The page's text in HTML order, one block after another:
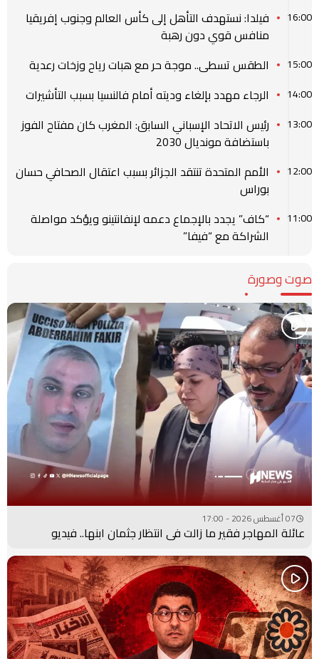
16:00
فيلدا: نستهدف التأهل إلى كأس العالم وجنوب إفريقيا
منافس قوي دون رهبة
15:00 الطقس تسطى.. موجة حر مع هبات رياح وزخات رعدية
14:00 الرجاء مهدد بإلغاء وديته أمام فالنسيا بسبب التأشيرات
13:00
رئيس الاتحاد الإسباني السابق: المغرب كان مفتاح الفوز
باستضافة مونديال 2030
12:00
الأمم المتحدة تنتقد الجزائر بسبب اعتقال الصحافي حسان
بوراس
11:00
“كاف” يجدد بالإجماع دعمه لإنفانتينو ويؤكد مواصلة
الشراكة مع “فيفا”
صوت وصورة
07 أغسطس 2026 - 17:00
عائلة المهاجر فقير ما زالت في انتظار جثمان ابنها.. فيديو